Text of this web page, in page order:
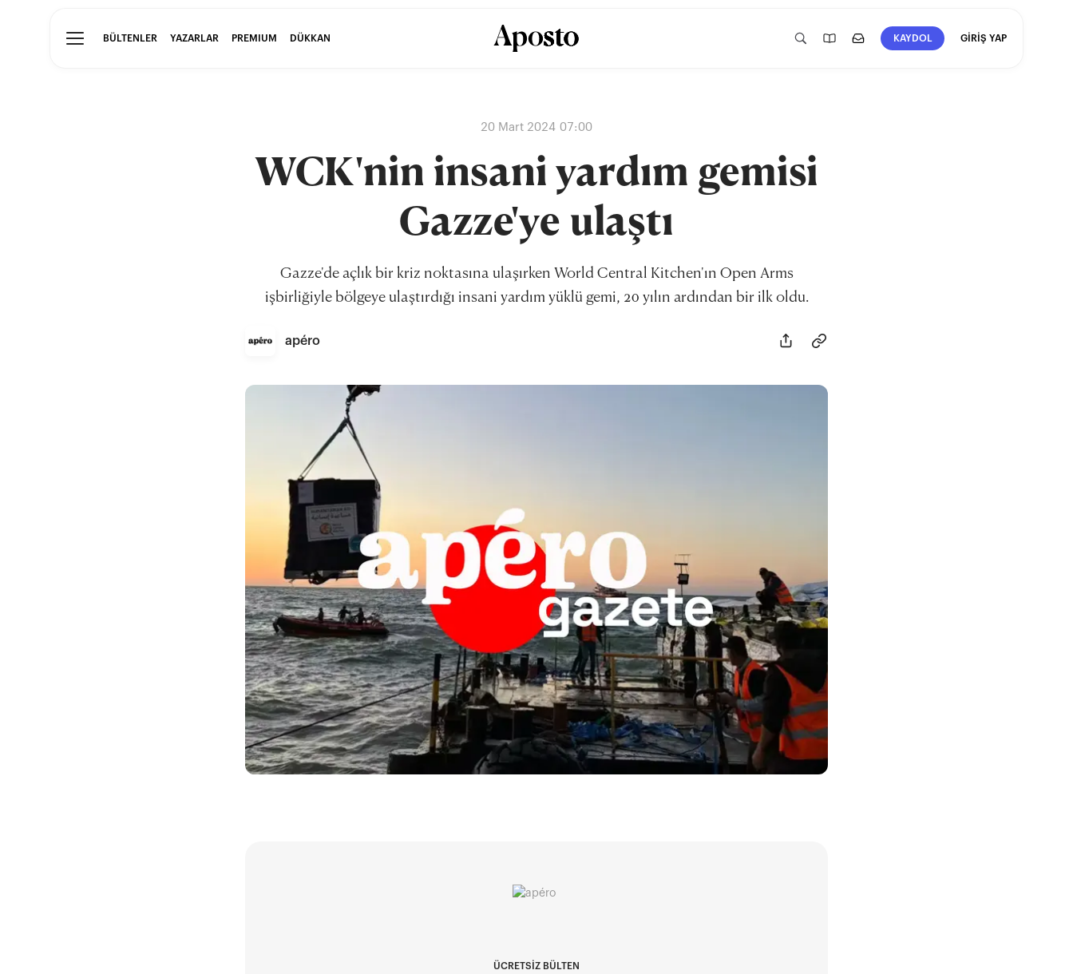
BÜLTENLER YAZARLAR PREMIUM DÜKKAN KAYDOL GİRİŞ YAP
20 Mart 2024 07:00
WCK'nin insani yardım gemisi
Gazze'ye ulaştı
Gazze'de açlık bir kriz noktasına ulaşırken World Central Kitchen'ın Open Arms
işbirliğiyle bölgeye ulaştırdığı insani yardım yüklü gemi, 20 yılın ardından bir ilk oldu.
apéro
ÜCRETSİZ BÜLTEN